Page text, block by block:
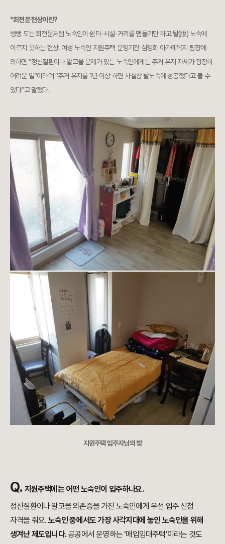
*회전문 현상이란?
뱅뱅 도는 회전문처럼 노숙인이 쉼터-시설-거리를 맴돌기만 하고 탈(脫) 노숙에
이르지 못하는 현상. 여성 노숙인 지원주택 운영기관 심영회 아가페복지 팀장에
의하면 “정신질환이나 알코올 문제가 있는 노숙인에게는 주거 유지 자체가 굉장히
어려운 일”이라며 “주거 유지를 1년 이상 하면 사실상 탈노숙에 성공했다고 볼 수
있다”고 말했다.
지원주택 입주자님의 방
Q. 지원주택에는 어떤 노숙인이 입주하나요.
정신질환이나 알코올 의존증을 가진 노숙인에게 우선 입주 신청
자격을 줘요. 노숙인 중에서도 가장 사각지대에 놓인 노숙인을 위해
생겨난 제도입니다.공공에서 운영하는 ‘매입임대주택’이라는 것도